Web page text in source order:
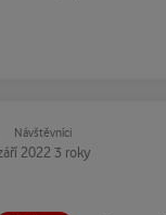
Návštěvníci
2022 3 roky